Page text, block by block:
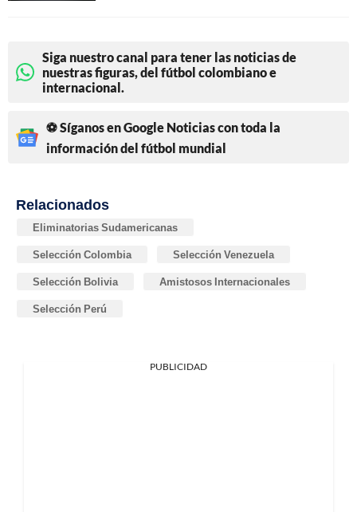
Siga nuestro canal para tener las noticias de
nuestras figuras, del fútbol colombiano e
internacional.
⚽ Síganos en Google Noticias con toda la
información del fútbol mundial
Relacionados
Eliminatorias Sudamericanas
Selección Colombia Selección Venezuela
Selección Bolivia Amistosos Internacionales
Selección Perú
PUBLICIDAD